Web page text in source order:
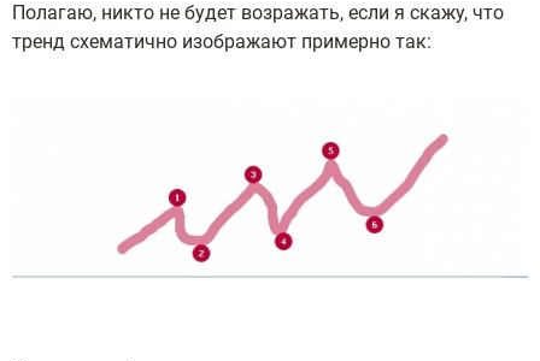
Полагаю, никто не будет возражать, если я скажу, что
тренд схематично изображают примерно так: